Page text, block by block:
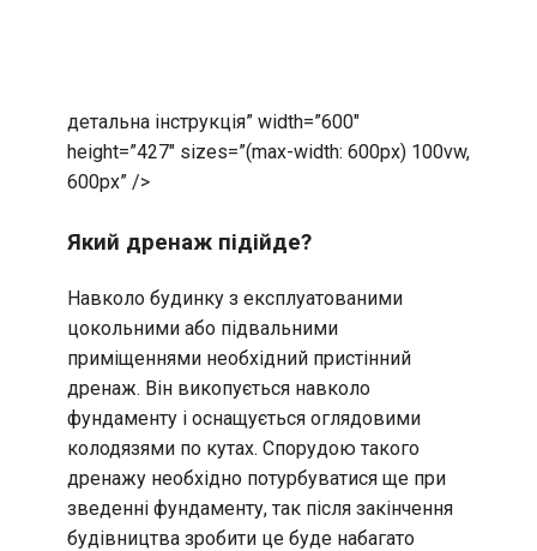
детальна інструкція” width=”600″
height=”427″ sizes=”(max-width: 600px) 100vw,
600px” />
Який дренаж підійде?
Навколо будинку з експлуатованими
цокольними або підвальними
приміщеннями необхідний пристінний
дренаж. Він викопується навколо
фундаменту і оснащується оглядовими
колодязями по кутах. Спорудою такого
дренажу необхідно потурбуватися ще при
зведенні фундаменту, так після закінчення
будівництва зробити це буде набагато